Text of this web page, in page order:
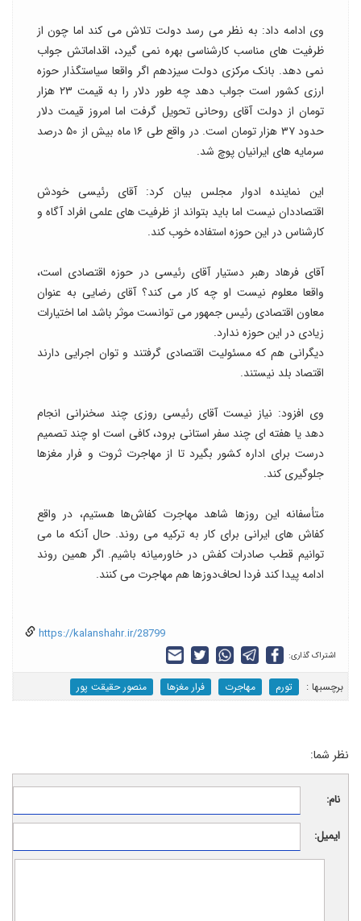
وی ادامه داد: به نظر می رسد دولت تلاش می کند اما چون از
ظرفیت های مناسب کارشناسی بهره نمی گیرد، اقداماتش جواب
نمی دهد. بانک مرکزی دولت سیزدهم اگر واقعا سیاستگذار حوزه
ارزی کشور است جواب دهد چه طور دلار را به قیمت ۲۳ هزار
تومان از دولت آقای روحانی تحویل گرفت اما امروز قیمت دلار
حدود ۳۷ هزار تومان است. در واقع طی ۱۶ ماه بیش از ۵۰ درصد
سرمایه های ایرانیان پوچ شد.
این نماینده ادوار مجلس بیان کرد: آقای رئیسی خودش
اقتصاددان نیست اما باید بتواند از ظرفیت های علمی افراد آگاه و
کارشناس در این حوزه استفاده خوب کند.
آقای فرهاد رهبر دستیار آقای رئیسی در حوزه اقتصادی است،
واقعا معلوم نیست او چه کار می کند؟ آقای رضایی به عنوان
معاون اقتصادی رئیس جمهور می توانست موثر باشد اما اختیارات
زیادی در این حوزه ندارد.
دیگرانی هم که مسئولیت اقتصادی گرفتند و توان اجرایی دارند
اقتصاد بلد نیستند.
وی افزود: نیاز نیست آقای رئیسی روزی چند سخنرانی انجام
دهد یا هفته ای چند سفر استانی برود، کافی است او چند تصمیم
درست برای اداره کشور بگیرد تا از مهاجرت ثروت و فرار مغزها
جلوگیری کند.
متأسفانه این روزها شاهد مهاجرت کفاش‌ها هستیم، در واقع
کفاش های ایرانی برای کار به ترکیه می روند. حال آنکه ما می
توانیم قطب صادرات کفش در خاورمیانه باشیم. اگر همین روند
ادامه پیدا کند فردا لحاف‌دوزها هم مهاجرت می کنند.
https://kalanshahr.ir/28799
اشتراک گذاری:
برچسب‎ها : تورم مهاجرت فرار مغزها منصور حقیقت پور
نظر شما:
نام:
ایمیل: